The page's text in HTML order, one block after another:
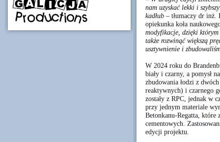
nam uzyskać lekki i
kadłub – tłumaczy dr
opiekunka koła
modyfikacje, dzięki którym
także rozwinąć większą
usztywnienie i
W 2024 roku do
biały i czarny, a pomysł
zbudowania łodzi z
reaktywnych) i czarnego
zostały z RPC, jednak w
przy jednym materiale
Betonkanu-Regatta, które
cementowych.
edycji projektu.